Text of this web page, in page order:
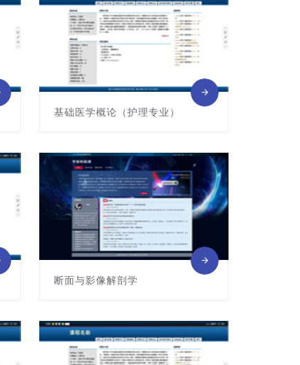
基础医学概论（护理专业）
主讲教师: 许舸
断面与影像解剖学
主讲教师: 龚霞